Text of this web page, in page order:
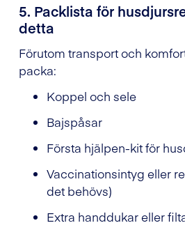
5. Packlista för
detta
Förutom transport och
packa:
Koppel och sele
Bajspåsar
Första hjälpen-kit för
Vaccinationsintyg eller
det behövs)
Extra handdukar eller